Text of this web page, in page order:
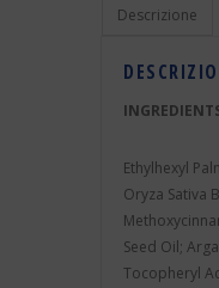
Descrizione
Ethylhexyl
Oryza Sativa
Seed Oil;
Tocopheryl